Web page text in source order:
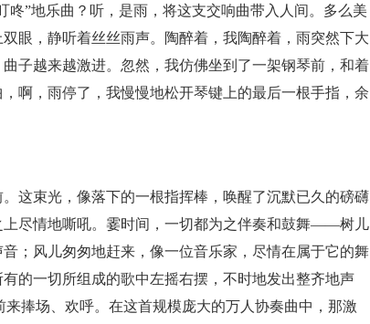
咚”地乐曲？听，是雨，将这支交响曲带入人间。多么美
眼，静听着丝丝雨声。陶醉着，我陶醉着，雨突然下大
子越来越激进。忽然，我仿佛坐到了一架钢琴前，和着
啊，雨停了，我慢慢地松开琴键上的最后一根手指，余
这束光，像落下的一根指挥棒，唤醒了沉默已久的磅礴
上尽情地嘶吼。霎时间，一切都为之伴奏和鼓舞——树儿
；风儿匆匆地赶来，像一位音乐家，尽情在属于它的舞
的一切所组成的歌中左摇右摆，不时地发出整齐地声
捧场、欢呼。在这首规模庞大的万人协奏曲中，那激